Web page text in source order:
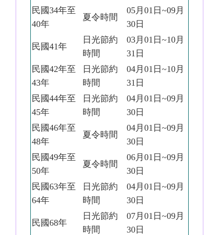
民國34年至
40年
夏令時間
05月01日~09月
30日
民國41年
日光節約
時間
03月01日~10月
31日
民國42年至
43年
日光節約
時間
04月01日~10月
31日
民國44年至
45年
日光節約
時間
04月01日~09月
30日
民國46年至
48年
夏令時間
04月01日~09月
30日
民國49年至
50年
夏令時間
06月01日~09月
30日
民國63年至
64年
日光節約
時間
04月01日~09月
30日
民國68年
日光節約
時間
07月01日~09月
30日